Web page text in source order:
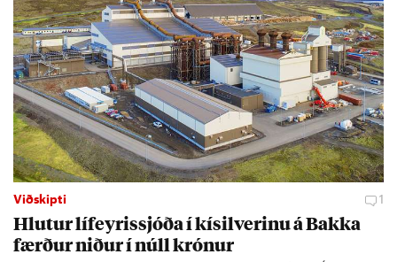
Viðskipti 1
Hlut­ur líf­eyr­is­sjóða í kís­il­ver­inu á Bakka
færð­ur nið­ur í núll krón­ur